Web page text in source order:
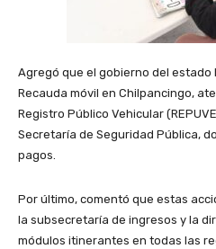
Agregó que el gobierno del
Recauda móvil en Chilpancingo,
Registro Público Vehicular
Secretaría de Seguridad Pública,
pagos.
Por último, comentó que estas
la subsecretaría de ingresos y la
módulos itinerantes en todas las